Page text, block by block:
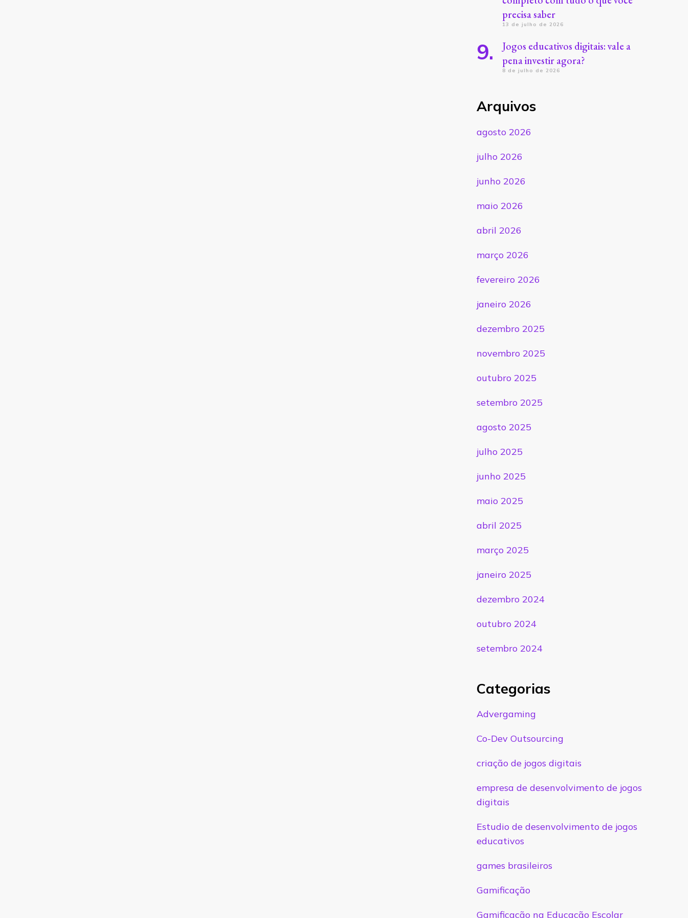
precisa saber
13 de julho de 2026
Jogos educativos digitais: vale a
pena investir agora?
8 de julho de 2026
Arquivos
agosto 2026
julho 2026
junho 2026
maio 2026
abril 2026
março 2026
fevereiro 2026
janeiro 2026
dezembro 2025
novembro 2025
outubro 2025
setembro 2025
agosto 2025
julho 2025
junho 2025
maio 2025
abril 2025
março 2025
janeiro 2025
dezembro 2024
outubro 2024
setembro 2024
Categorias
Advergaming
Co-Dev Outsourcing
criação de jogos digitais
empresa de desenvolvimento de jogos
digitais
Estudio de desenvolvimento de jogos
educativos
games brasileiros
Gamificação
Gamificação na Educação Escolar